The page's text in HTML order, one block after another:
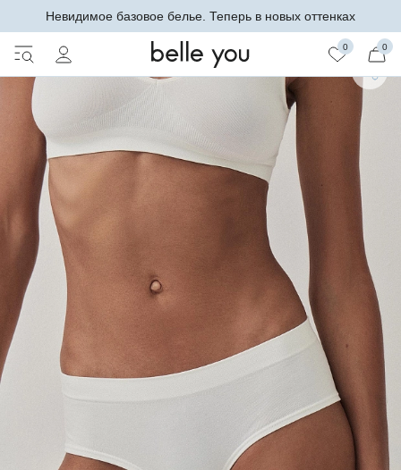
Невидимое базовое белье. Теперь в новых оттенках
0 0